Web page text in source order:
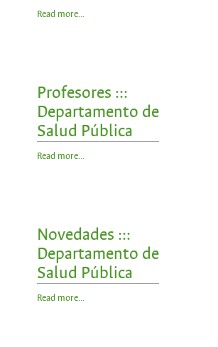
Read more...
Profesores :::
Departamento de
Salud Pública
Read more...
Novedades :::
Departamento de
Salud Pública
Read more...